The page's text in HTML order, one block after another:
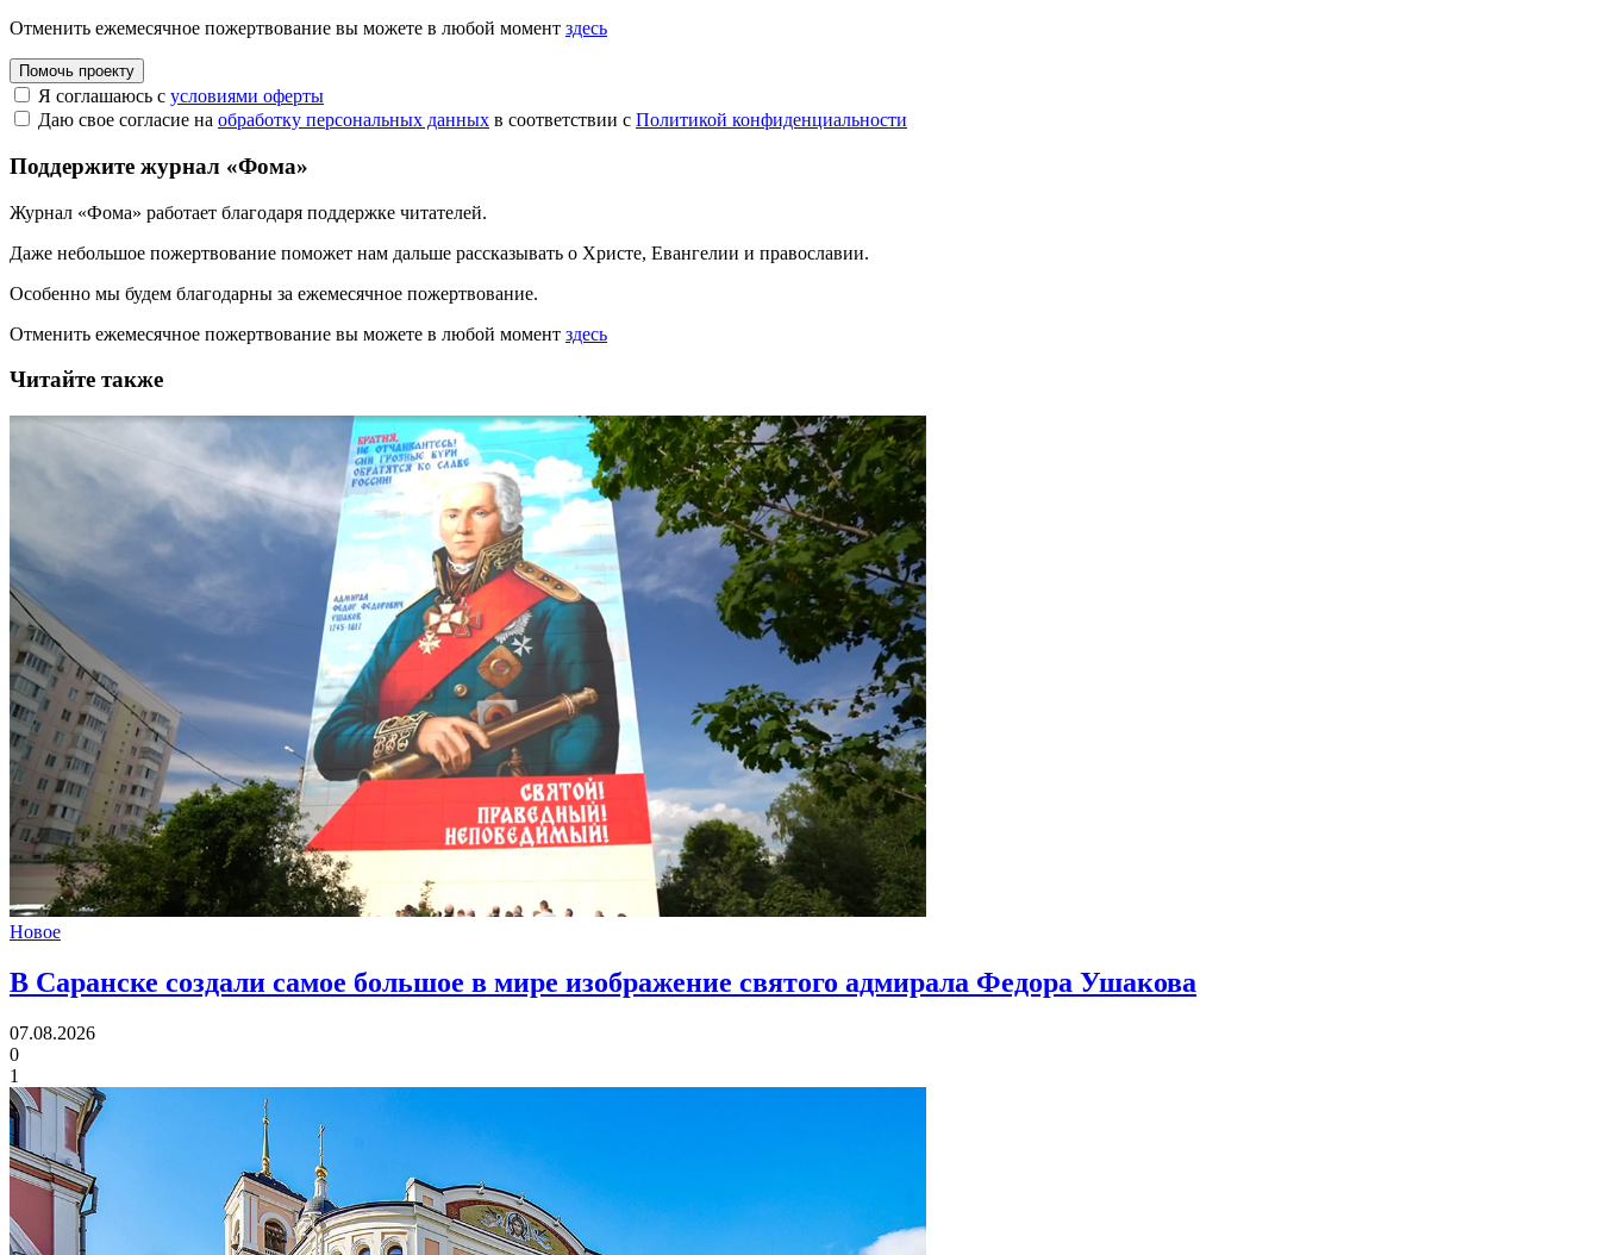
Отменить ежемесячное пожертвование вы можете в любой момент здесь
Помочь проекту
Я соглашаюсь с условиями оферты
Даю свое согласие на обработку персональных данных в соответствии с Политикой конфиденциальности
Поддержите журнал «Фома»
Журнал «Фома» работает благодаря поддержке читателей.
Даже небольшое пожертвование поможет нам дальше рассказывать о Христе, Евангелии и православии.
Особенно мы будем благодарны за ежемесячное пожертвование.
Отменить ежемесячное пожертвование вы можете в любой момент здесь
Читайте также
Новое
В Саранске создали самое большое в мире изображение святого адмирала Федора Ушакова
07.08.2026
0
1